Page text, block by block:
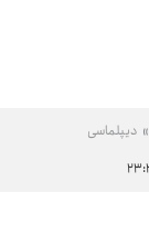
دیپلماسی